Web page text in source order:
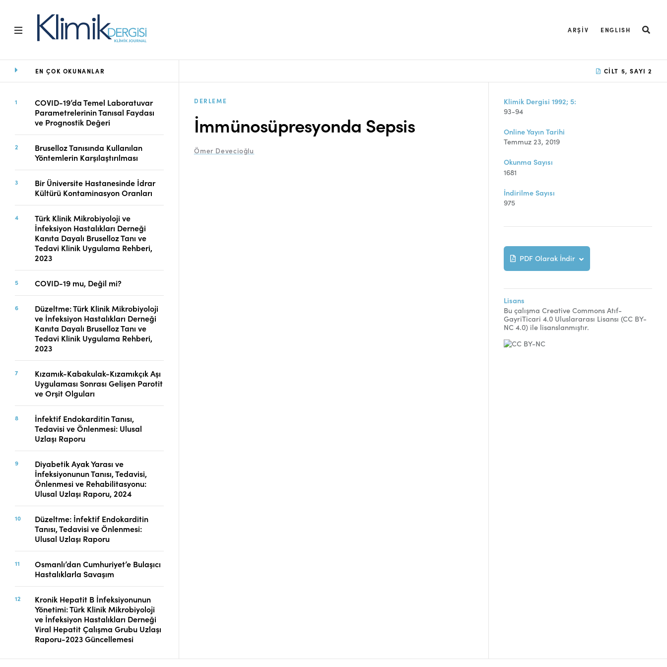
ARŞIV ENGLISH
Ana Sayfa
Amaç ve Kapsam
Açık Erişim İlkesi
Yayın Kurulu
Editoryal Süreç
Danışmanlık Süreci
Yazarlara Bilgi
Online Makale
Gönderimi
Dizinler
Telif Hakları
İletişim
FACEBOOK TWITTER
EN ÇOK OKUNANLAR
COVID-19’da Temel Laboratuvar
Parametrelerinin Tanısal Faydası
ve Prognostik Değeri
Bruselloz Tanısında Kullanılan
Yöntemlerin Karşılaştırılması
Bir Üniversite Hastanesinde İdrar
Kültürü Kontaminasyon Oranları
Türk Klinik Mikrobiyoloji ve
İnfeksiyon Hastalıkları Derneği
Kanıta Dayalı Bruselloz Tanı ve
Tedavi Klinik Uygulama Rehberi,
2023
COVID-19 mu, Değil mi?
Düzeltme: Türk Klinik Mikrobiyoloji
ve İnfeksiyon Hastalıkları Derneği
Kanıta Dayalı Bruselloz Tanı ve
Tedavi Klinik Uygulama Rehberi,
2023
Kızamık-Kabakulak-Kızamıkçık Aşı
Uygulaması Sonrası Gelişen Parotit
ve Orşit Olguları
İnfektif Endokarditin Tanısı,
Tedavisi ve Önlenmesi: Ulusal
Uzlaşı Raporu
Diyabetik Ayak Yarası ve
İnfeksiyonunun Tanısı, Tedavisi,
Önlenmesi ve Rehabilitasyonu:
Ulusal Uzlaşı Raporu, 2024
Düzeltme: İnfektif Endokarditin
Tanısı, Tedavisi ve Önlenmesi:
Ulusal Uzlaşı Raporu
Osmanlı’dan Cumhuriyet’e Bulaşıcı
Hastalıklarla Savaşım
Kronik Hepatit B İnfeksiyonunun
Yönetimi: Türk Klinik Mikrobiyoloji
ve İnfeksiyon Hastalıkları Derneği
Viral Hepatit Çalışma Grubu Uzlaşı
Raporu-2023 Güncellemesi
CILT 5, SAYI 2
DERLEME
İmmünosüpresyonda Sepsis
Ömer Devecioğlu
Klimik Dergisi 1992; 5:
93-94
Online Yayın Tarihi
Temmuz 23, 2019
Okunma Sayısı
1681
İndirilme Sayısı
975
PDF Olarak İndir
Lisans
Bu çalışma Creative Commons Atıf-
GayriTicari 4.0 Uluslararası Lisansı (CC BY-
NC 4.0) ile lisanslanmıştır.